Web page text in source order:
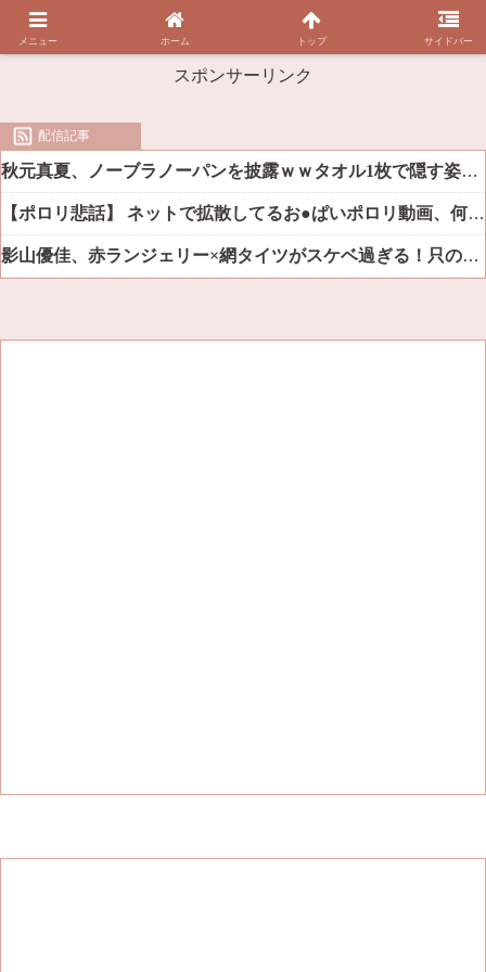
スポンサーリンク
配信記事
秋元真夏、ノーブラノーパンを披露ｗｗタオル1枚で隠す姿がほぼA●女優・・
【ポロリ悲話】 ネットで拡散してるお●ぱいポロリ動画、何故か叩かれる・・・
影山優佳、赤ランジェリー×網タイツがスケベ過ぎる！只の痴女だろ・・・
メニュー ホーム トップ サイドバー